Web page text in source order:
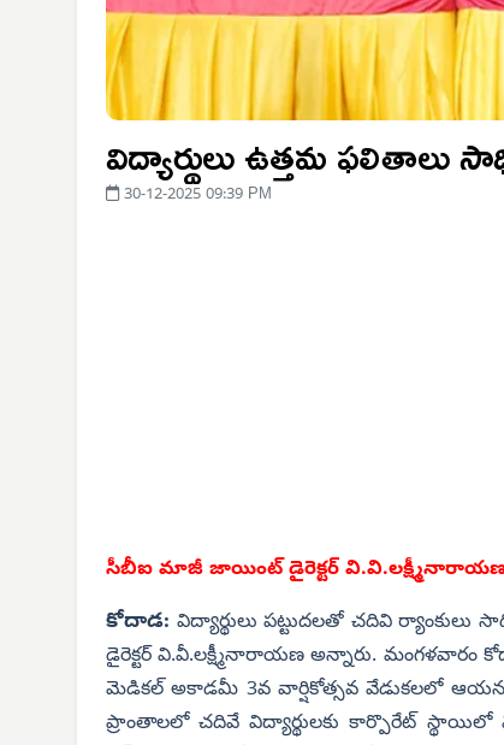
విద్యార్థులు ఉత్తమ ఫలితాలు
30-12-2025 09:39 PM
సీబీఐ మాజీ జాయింట్ డైరెక్టర్
కోదాడ: విద్యార్థులు పట్టుదలతో చదివి
డైరెక్టర్ వి.వీ.లక్ష్మీనారాయణ అన్నారు. మంగళవారం
మెడికల్ అకాడమీ 3వ వార్షికోత్సవ వేడుకలలో
ప్రాంతాలలో చదివే విద్యార్థులకు కార్పొరేట్